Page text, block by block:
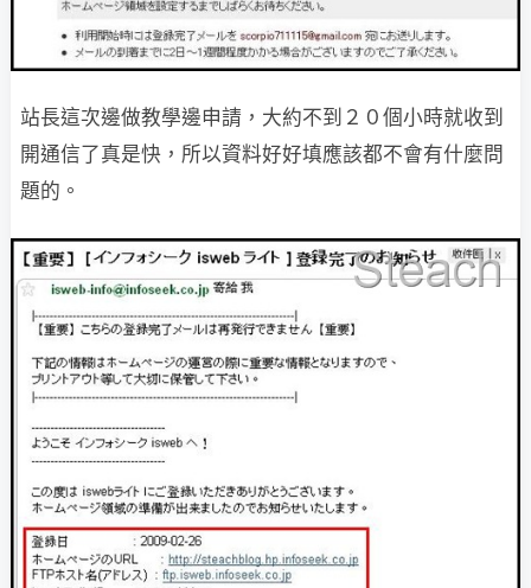
站長這次邊做教學邊申請，大約不到２０個小時就收到
開通信了 真是快，所以資料好好填應該都不會有什麼問
題的。